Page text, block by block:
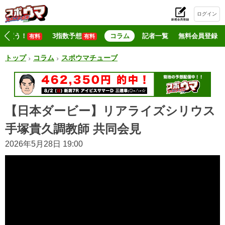
ログイン
買う！ 有料 3指数予想 有料 コラム 記者一覧 無料会員登録
トップ コラム スポウマチューブ
【日本ダービー】リアライズシリウス
手塚貴久調教師 共同会見
2026年5月28日 19:00